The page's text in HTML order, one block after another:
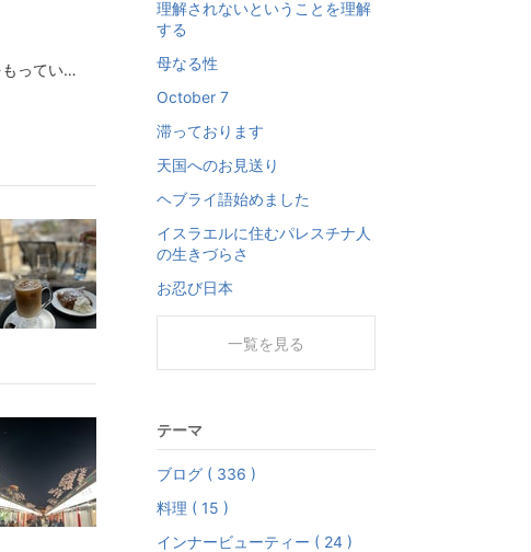
差別とは差別をした側が差別をしたという認識をもっているのか？意図を持って差別をする人もいるけど多いのは差別のつもりなく差別してるのじゃないか？と、最近思いました。テレ朝のモーニングショーでユダヤ人差別発言があったとして問題になりましたユダヤ人差別発言をしたにもかかわらずその場にいた誰も諌めず抗議が来てから、謝罪、、いや、謝罪風差別の意図はないと釈明してるのですが『ましてやユダヤ人は…』という発言から理由はユダヤ人だから、交渉するなということですそこに差別の意図はないと言ってしまうこと差別を差別と思わずにナチュラルに差別しているという恐ろしさを感じましたホロコーストは『悪いのは全てユダヤ人』というプロパガンダのもと引き起こされたのですユダヤ人にはら何をしてもいいユダヤ人には何を言ってもいいなぜなら、ユダヤ人は凶悪だから社会が壊れるといった風潮でユダヤ人をこの世から排除しようとした今とそっくりだと思いますさすがに国家レベルでユダヤ人を排除を扇動してはいないけどユダヤ人、あるいはイスラエル人やシオニストという言葉に置き換えてこの世の悪はシオニストのせいだ！と、激昂する人がなんと多いのでしょうかだからメディアで言ってはいけないことを言ってしまう共演者も司会も番組スタッフも誰も気づかない“人権“を訴えてるテレ朝自体がその異様さに気づかない確実に日本の社会がユダヤ人、あるいはイスラエル人は凶悪なので何を言ってもいい空気感が醸成されてしまっていると感じますなんでもそうですかつて女性には人権がなく子どもをうまなければ離縁されたり貧しい家では女性や子どもは売られたりしたそうしても良い存在だと誰もが思っていた現在の世の中は“女性だから“と蔑むことには敏感です属性に対する決めつけを嫌います“お母さん食堂“というスローガンまで否定されたのですやりすぎなほど“平等感”を出す裏であきらかな差別は醸成されていく社会の矛盾と人間とは同じ過ちを繰り返していくものであると、そういう生き物なのだと思わざるを得ず無自覚な悪意ほど恐ろしいものはないな、、と感じました
理解されないということを理解
する
母なる性
October 7
滞っております
天国へのお見送り
ヘブライ語始めました
イスラエルに住むパレスチナ人
の生きづらさ
お忍び日本
一覧を見る
テーマ
ブログ ( 336 )
料理 ( 15 )
インナービューティー ( 24 )